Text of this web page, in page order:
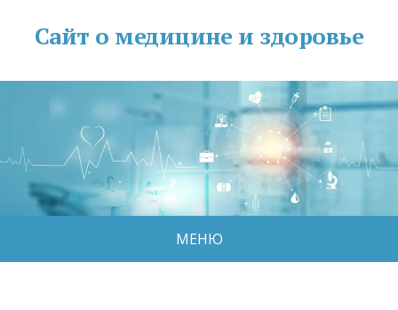
Сайт о медицине и здоровье
МЕНЮ